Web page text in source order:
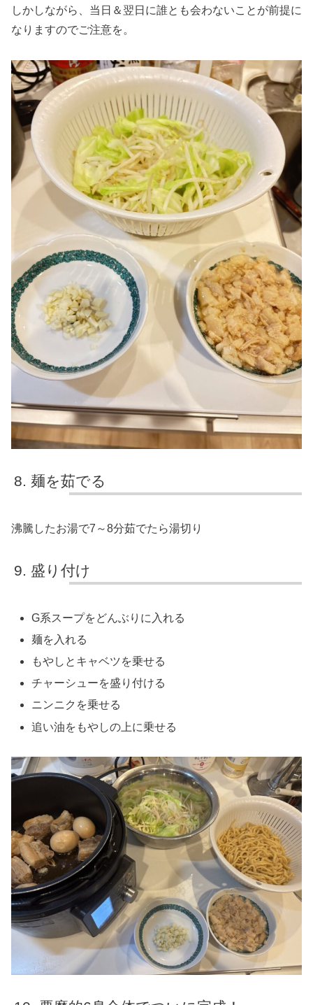
しかしながら、当日＆翌日に誰とも会わないことが前提に
なりますのでご注意を。
麺を茹でる
沸騰したお湯で7～8分茹でたら湯切り
盛り付け
G系スープをどんぶりに入れる
麺を入れる
もやしとキャベツを乗せる
チャーシューを盛り付ける
ニンニクを乗せる
追い油をもやしの上に乗せる